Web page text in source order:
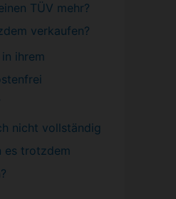
TÜV mehr?
verkaufen?
ihrem
nicht vollständig
es trotzdem